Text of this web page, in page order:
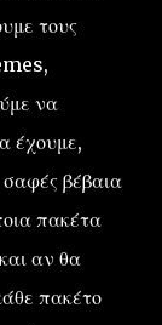
τους
να
έχουμε,
βέβαια
πακέτα
αν θα
πακέτο